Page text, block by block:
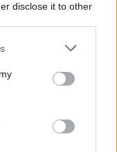
disclose it to other
or more Google
You may click to
party tags to
in below Google
leggendo il